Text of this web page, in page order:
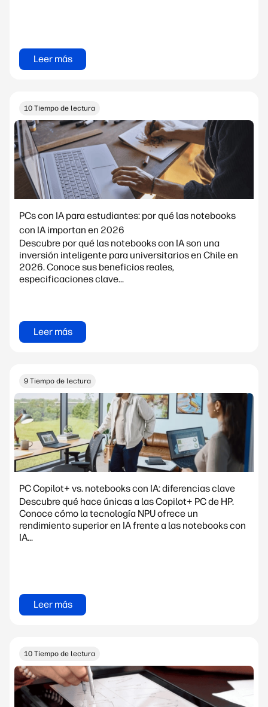
Leer más
10 Tiempo de lectura
PCs con IA para estudiantes: por qué las notebooks
con IA importan en 2026
Descubre por qué las notebooks con IA son una
inversión inteligente para universitarios en Chile en
2026. Conoce sus beneficios reales,
especificaciones clave...
Leer más
9 Tiempo de lectura
PC Copilot+ vs. notebooks con IA: diferencias clave
Descubre qué hace únicas a las Copilot+ PC de HP.
Conoce cómo la tecnología NPU ofrece un
rendimiento superior en IA frente a las notebooks con
IA...
Leer más
10 Tiempo de lectura